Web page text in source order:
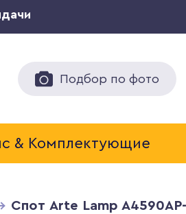
Подбор по фото
& Комплектующие
Спот Arte Lamp A4590AP-